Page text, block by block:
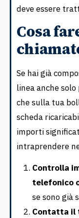
deve essere
Cosa
Se hai già
linea anche
che sulla tua
scheda
importi
intraprendere
Controlla
telefonico
se sono già
Contatta il